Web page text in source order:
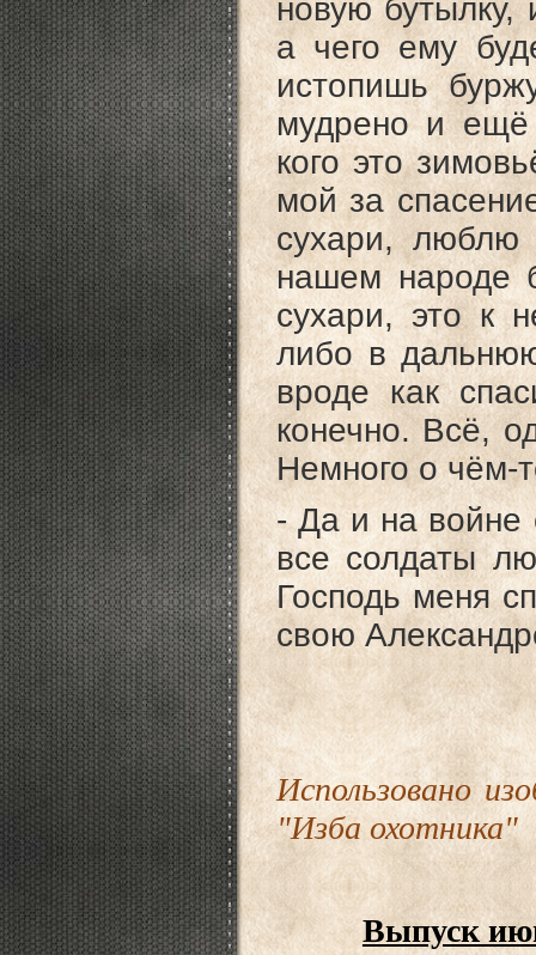
новую бутылку,
а чего ему
истопишь
мудрено и ещё
кого это
мой за
сухари, люблю
нашем народе
сухари, это к
либо в
вроде как
конечно. Всё,
Немного о чём-
- Да и на
все солдаты
Господь меня
свою
Использовано
"Изба охотника"
Выпуск